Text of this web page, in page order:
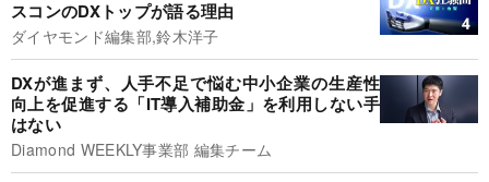
スコンのDXトップが語る理由
ダイヤモンド編集部,鈴木洋子
DXが進まず、人手不足で悩む中小企業の生産性
向上を促進する「IT導入補助金」を利用しない手
はない
Diamond WEEKLY事業部 編集チーム